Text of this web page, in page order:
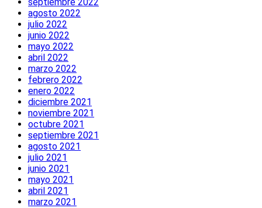
agosto 2022
julio 2022
junio 2022
mayo 2022
abril 2022
marzo 2022
febrero 2022
enero 2022
diciembre 2021
noviembre 2021
octubre 2021
septiembre 2021
agosto 2021
julio 2021
junio 2021
mayo 2021
abril 2021
marzo 2021